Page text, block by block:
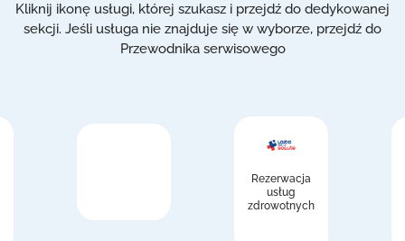
Kliknij ikonę usługi, której szukasz i przejdź do dedykowanej
sekcji. Jeśli usługa nie znajduje się w wyborze, przejdź do
Przewodnika serwisowego
Rezerwacja
usług
zdrowotnych